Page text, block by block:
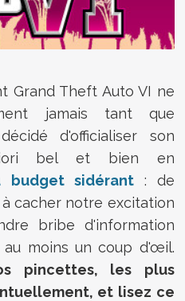
Grand Theft Auto VI ne
jamais tant que
d'officialiser son
bel et bien en
budget sidérant: de
cacher notre excitation
bribe d'information
moins un coup d'œil.
pincettes, les plus
et lisez ce